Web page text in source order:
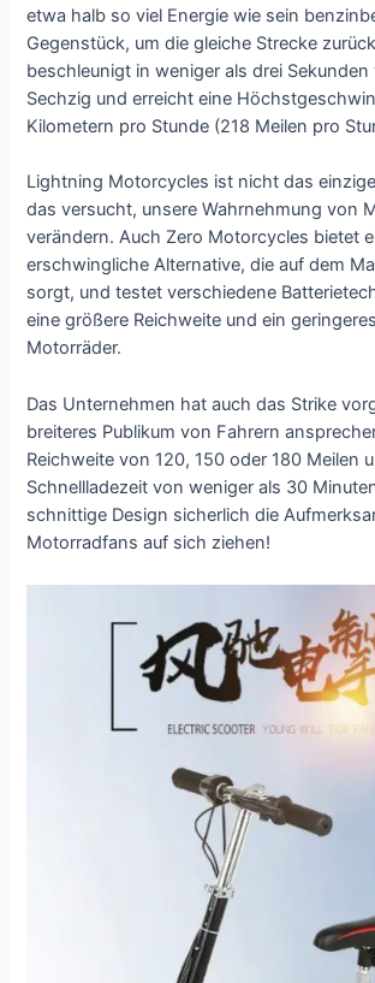
etwa halb so viel Energie wie sein
Gegenstück, um die gleiche Strecke
beschleunigt in weniger als drei Sekunden
Sechzig und erreicht eine
Kilometern pro Stunde (218 Meilen pro
Lightning Motorcycles ist nicht das
das versucht, unsere Wahrnehmung von
verändern. Auch Zero Motorcycles bietet
erschwingliche Alternative, die auf dem
sorgt, und testet verschiedene
eine größere Reichweite und ein
Motorräder.
Das Unternehmen hat auch das Strike
breiteres Publikum von Fahrern
Reichweite von 120, 150 oder 180 Meilen
Schnellladezeit von weniger als 30
schnittige Design sicherlich die
Motorradfans auf sich ziehen!